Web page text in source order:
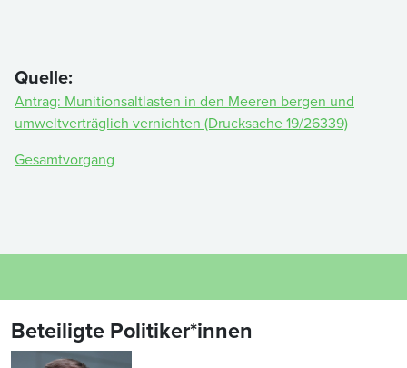
Quelle:
Antrag: Munitionsaltlasten in den Meeren bergen und
umweltverträglich vernichten (Drucksache 19/26339)
Gesamtvorgang
Beteiligte Politiker*innen